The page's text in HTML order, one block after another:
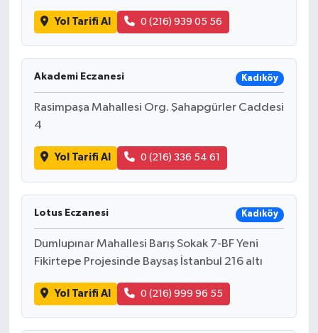
Yol Tarifi Al 0 (216) 939 05 56
Akademi Eczanesi Kadıköy
Rasimpaşa Mahallesi Org. Şahapgürler Caddesi
4
Yol Tarifi Al 0 (216) 336 54 61
Lotus Eczanesi Kadıköy
Dumlupınar Mahallesi Barış Sokak 7-BF Yeni
Fikirtepe Projesinde Baysaş İstanbul 216 altı
Yol Tarifi Al 0 (216) 999 96 55